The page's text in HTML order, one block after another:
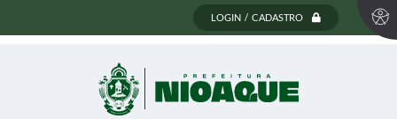
LOGIN / CADASTRO